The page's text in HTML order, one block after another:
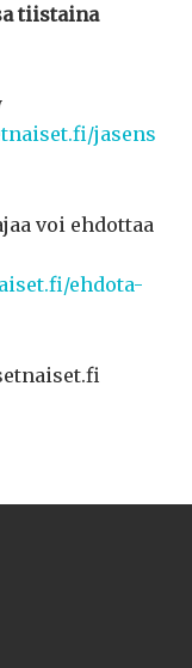
tiistaina
jasens
voi ehdottaa
ehdota-